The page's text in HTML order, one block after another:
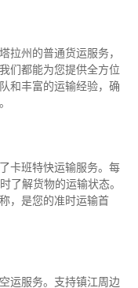
拉州的普通货运服务，
们都能为您提供全方位
和丰富的运输经验，确
卡班特快运输服务。每
了解货物的运输状态。
，是您的准时运输首
运服务。支持镇江周边